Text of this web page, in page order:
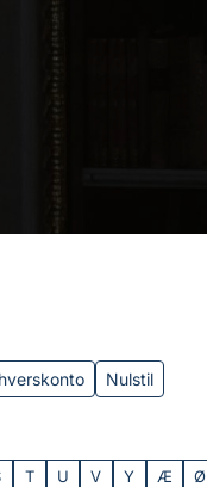
Nulstil
T U V Y Æ Ø